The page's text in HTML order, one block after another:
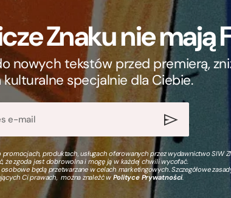
Znaku nie mają
nowych tekstów przed premierą,
specjalnie dla Ciebie.
produktach, usługach oferowanych przez wydawnictwo SIW
że zgoda jest dobrowolna i mogę ją w każdej chwili wycofać.
będą przetwarzane w celach marketingowych. Szczegółowe
Ci prawach, można znaleźć wPolityce Prywatności.